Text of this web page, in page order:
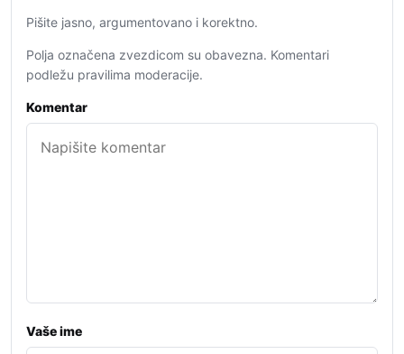
Pišite jasno, argumentovano i korektno.
Polja označena zvezdicom su obavezna. Komentari
podležu pravilima moderacije.
Komentar
Vaše ime